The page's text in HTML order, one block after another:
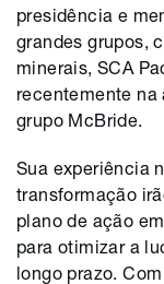
presidência e
grandes grupos,
minerais, SCA
recentemente na
grupo McBride.
Sua experiência
transformação
plano de ação
para otimizar a
longo prazo.